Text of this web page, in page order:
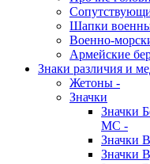
Шапки
Военно-
Армейские
Знаки различия и
Жетоны -
Значки
Значки
МС -
Значки
Значки